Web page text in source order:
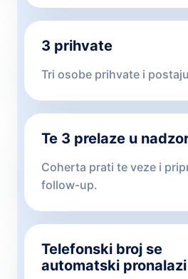
3 prihvate
Tri osobe prihvate i
Te 3 prelaze u
Coherta prati te veze i
follow-up.
Telefonski broj se
automatski pronalazi